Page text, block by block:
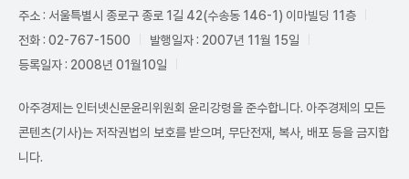
주소 : 서울특별시 종로구 종로 1길 42(수송동 146-1) 이마빌딩 11층
전화 : 02-767-1500
발행일자 : 2007년 11월 15일
등록일자 : 2008년 01월10일
아주경제는 인터넷신문윤리위원회 윤리강령을 준수합니다. 아주경제의 모든
콘텐츠(기사)는 저작권법의 보호를 받으며, 무단전재, 복사, 배포 등을 금지합
니다.